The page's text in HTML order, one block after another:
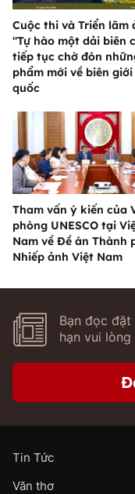
Cuộc thi và Triển lãm
"Tự hào một dải biên
tiếp tục chờ đón
phẩm mới về biên giới
quốc
Tham vấn ý kiến của
phòng UNESCO tại
Nam về Đề án Thành
Nhiếp ảnh Việt Nam
Bạn đọc
hạn vui
Tin Tức
Văn thơ